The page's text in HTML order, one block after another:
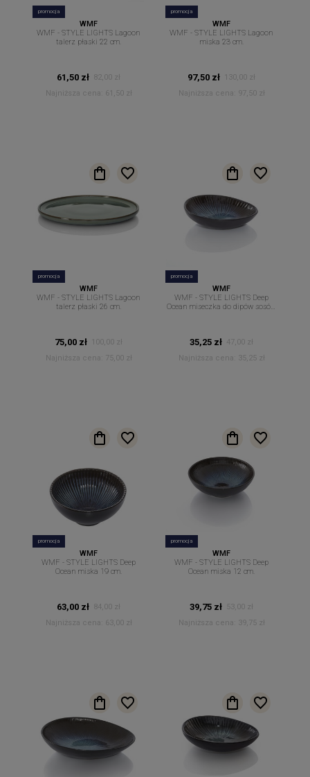
promocja
WMF
WMF - STYLE LIGHTS Lagoon
talerz płaski 22 cm.
61,50 zł 82,00 zł
Najniższa cena:
61,50 zł
promocja
WMF
WMF - STYLE LIGHTS Lagoon
miska 23 cm.
97,50 zł
130,00 zł
Najniższa cena:
97,50 zł
promocja
WMF
WMF - STYLE LIGHTS Lagoon
talerz płaski 26 cm.
75,00 zł
100,00 zł
Najniższa cena:
75,00 zł
promocja
WMF
WMF - STYLE LIGHTS Deep
Ocean miseczka do dipów sosów
35,25 zł
47,00 zł
Najniższa cena:
35,25 zł
promocja
WMF
WMF - STYLE LIGHTS Deep
Ocean miska 19 cm.
63,00 zł 84,00 zł
Najniższa cena:
63,00 zł
promocja
WMF
WMF - STYLE LIGHTS Deep
Ocean miska 12 cm.
39,75 zł
53,00 zł
Najniższa cena:
39,75 zł